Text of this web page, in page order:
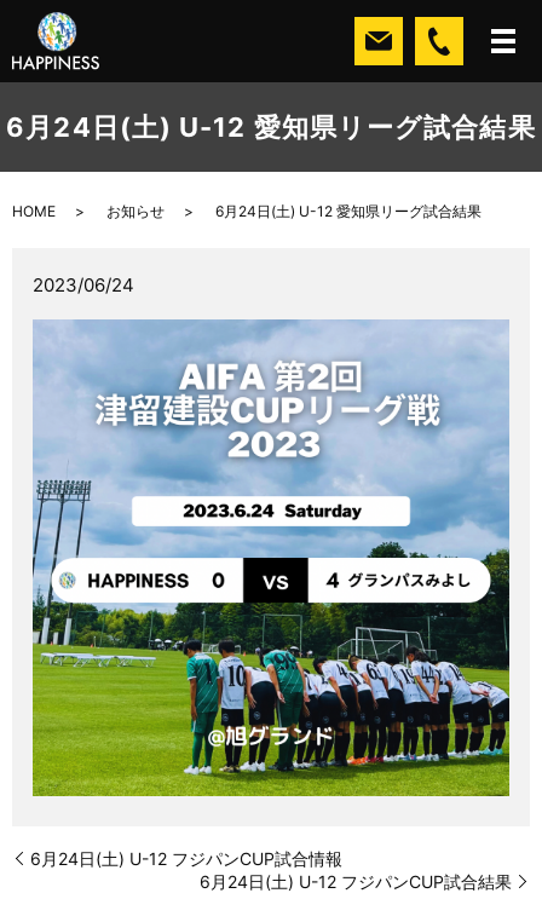
6月24日(土) U-12 愛知県リーグ試合結果
HOME お知らせ 6月24日(土) U-12 愛知県リーグ試合結果
2023/06/24
6月24日(土) U-12 フジパンCUP試合情報
6月24日(土) U-12 フジパンCUP試合結果